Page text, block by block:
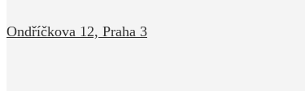
Ondříčkova 12, Praha 3